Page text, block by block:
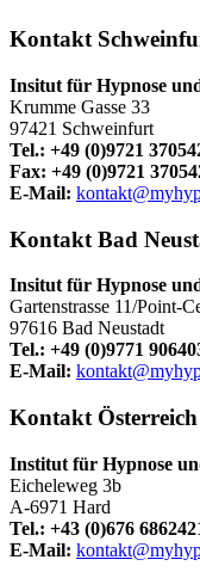
Kontakt
Insitut für Hypnose
Krumme Gasse 33
97421 Schweinfurt
Tel.: +49 (0)9721
Fax: +49 (0)9721
E-Mail:
Kontakt Bad
Insitut für Hypnose
Gartenstrasse 11/Point-
97616 Bad Neustadt
Tel.: +49 (0)9771
E-Mail:
Kontakt Österreich
Institut für Hypnose
Eicheleweg 3b
A-6971 Hard
Tel.: +43 (0)676
E-Mail: